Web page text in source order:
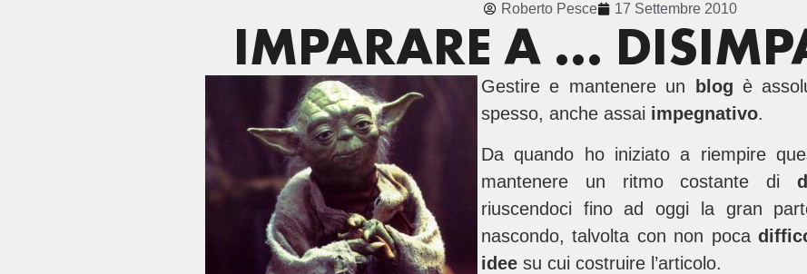
Roberto Pesce 17 Settembre 2010
IMPARARE A …
Gestire e mantenere un blog è
spesso, anche assai impegnativo.
Da quando ho iniziato a riempire
mantenere un ritmo costante di
riuscendoci fino ad oggi la gran
nascondo, talvolta con non poca
idee su cui costruire l’articolo.